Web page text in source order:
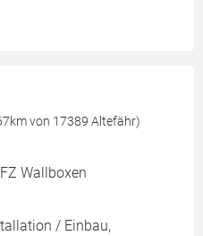
von 17389 Altefähr)
Wallboxen
/ Einbau,